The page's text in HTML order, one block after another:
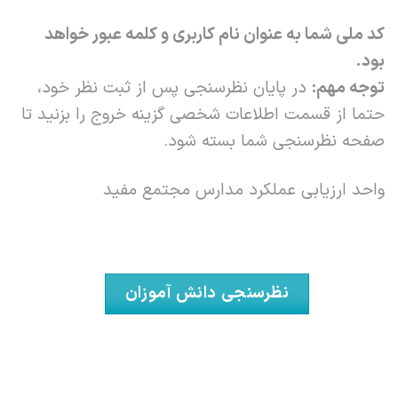
کد ملی شما به عنوان نام کاربری و کلمه عبور خواهد
بود.
توجه مهم: در پایان نظرسنجی پس از ثبت نظر خود،
حتما از قسمت اطلاعات شخصی گزینه خروج را بزنید تا
صفحه نظرسنجی شما بسته شود.
واحد ارزیابی عملکرد مدارس مجتمع مفید
نظرسنجی دانش آموزان